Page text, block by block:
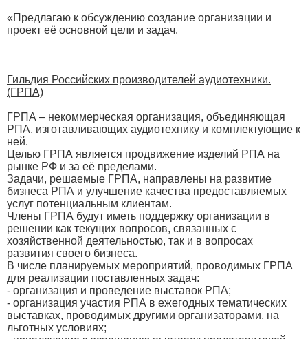
«Предлагаю к обсуждению создание организации и
проект её основной цели и задач.
Гильдия Российских производителей аудиотехники.
(ГРПА)
ГРПА – некоммерческая организация, объединяющая
РПА, изготавливающих аудиотехнику и комплектующие к
ней.
Целью ГРПА является продвижение изделий РПА на
рынке РФ и за её пределами.
Задачи, решаемые ГРПА, направлены на развитие
бизнеса РПА и улучшение качества предоставляемых
услуг потенциальным клиентам.
Члены ГРПА будут иметь поддержку организации в
решении как текущих вопросов, связанных с
хозяйственной деятельностью, так и в вопросах
развития своего бизнеса.
В числе планируемых мероприятий, проводимых ГРПА
для реализации поставленных задач:
- организация и проведение выставок РПА;
- организация участия РПА в ежегодных тематических
выставках, проводимых другими организаторами, на
льготных условиях;